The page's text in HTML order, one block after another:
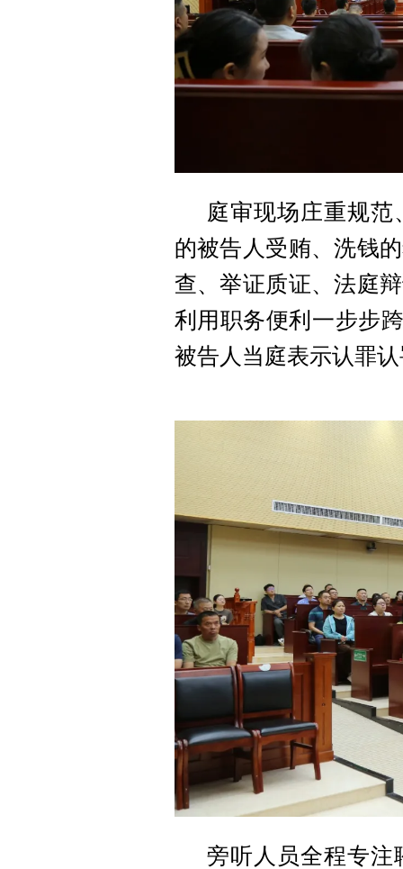
庭审现场庄重规
的被告人受贿、洗钱
查、举证质证、法庭
利用职务便利一步步
被告人当庭表示认罪
旁听人员全程专注